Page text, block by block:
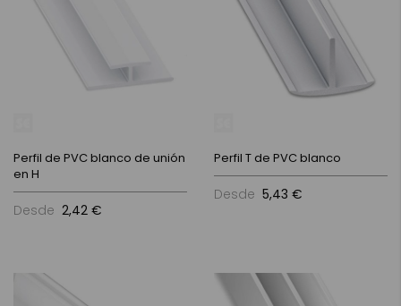
Perfil de PVC blanco de unión
en H
Desde 2,42 €
Perfil T de PVC blanco
Desde 5,43 €